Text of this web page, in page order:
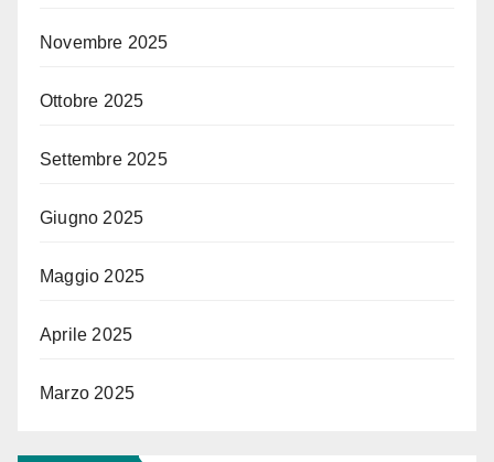
Novembre 2025
Ottobre 2025
Settembre 2025
Giugno 2025
Maggio 2025
Aprile 2025
Marzo 2025